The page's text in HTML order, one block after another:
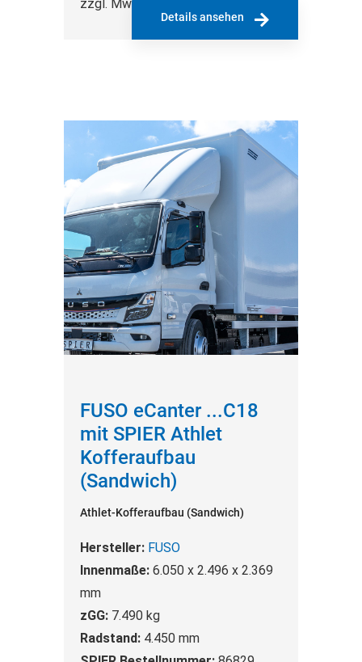
zzgl. MwSt.
Details ansehen
FUSO eCanter ...C18
mit SPIER Athlet
Kofferaufbau
(Sandwich)
Athlet-Kofferaufbau (Sandwich)
Hersteller: FUSO
Innenmaße: 6.050 x 2.496 x 2.369
mm
zGG: 7.490 kg
Radstand: 4.450 mm